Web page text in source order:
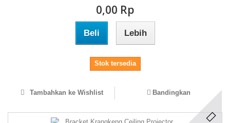
0,00 Rp‎
Beli Lebih
Stok tersedia
Tambahkan ke Wishlist Bandingkan